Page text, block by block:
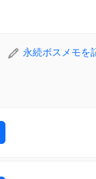
永続ボスメモを